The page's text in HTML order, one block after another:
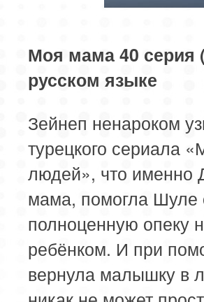
Моя мама 40 серия
русском языке
Зейнеп ненароком
турецкого сериала
людей», что именно
мама, помогла Шуле
полноценную опеку
ребёнком. И при
вернула малышку в